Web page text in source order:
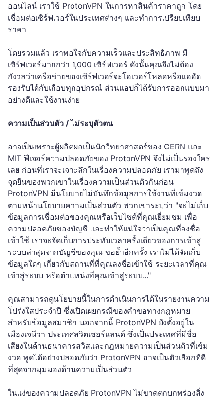
ออนไลน์ เราใช้ ProtonVPN ในการหาสินค้าราคาถูก โดย
เชื่อมต่อเซิร์ฟเวอร์ในประเทศต่างๆ และทำการเปรียบเทียบ
ราคา
โดยรวมแล้ว เราพอใจกับความเร็วและประสิทธิภาพ มี
เซิร์ฟเวอร์มากกว่า 1,000 เซิร์ฟเวอร์ ดังนั้นคุณจึงไม่ต้อง
กังวลว่าเครือข่ายของเซิร์ฟเวอร์จะโอเวอร์โหลดหรือแออัด
รองรับได้กับเกือบทุกอุปกรณ์ ส่วนแอปก็ได้รับการออกแบบมา
อย่างดีและใช้งานง่าย
ความเป็นส่วนตัว / ไม่ระบุตัวตน
อาจเป็นเพราะผู้ผลิตผลเป็นนักวิทยาศาสตร์ของ CERN และ
MIT ฟีเจอร์ความปลอดภัยของ ProtonVPN จึงไม่เป็นรองใคร
เลย ก่อนที่เราจะเจาะลึกในเรื่องความปลอดภัย เรามาพูดถึง
จุดยืนของพวกเขาในเรื่องความเป็นส่วนตัวกันก่อน
ProtonVPN มีนโยบายไม่บันทึกข้อมูลการใช้งานที่เข้มงวด
ตามหน้านโยบายความเป็นส่วนตัว พวกเขาระบุว่า "จะไม่เก็บ
ข้อมูลการเชื่อมต่อของคุณหรือเว็บไซต์ที่คุณเยี่ยมชม เพื่อ
ความปลอดภัยของบัญชี และทำให้แน่ใจว่าเป็นคุณที่ลงชื่อ
เข้าใช้ เราจะจัดเก็บการประทับเวลาครั้งเดียวของการเข้าสู่
ระบบล่าสุดจากบัญชีของคุณ ขอย้ำอีกครั้ง เราไม่ได้จัดเก็บ
ข้อมูลใดๆ เกี่ยวกับสถานที่ที่คุณลงชื่อเข้าใช้ ระยะเวลาที่คุณ
เข้าสู่ระบบ หรือตำแหน่งที่คุณเข้าสู่ระบบ..."
คุณสามารถดูนโยบายนี้ในการดำเนินการได้ในรายงานความ
โปร่งใสประจำปี ซึ่งเปิดเผยกรณีของคำขอทางกฎหมาย
สำหรับข้อมูลสมาชิก นอกจากนี้ ProtonVPN ยังตั้งอยู่ใน
เมืองเจนีวา ประเทศสวิตเซอร์แลนด์ ซึ่งเป็นประเทศที่มีชื่อ
เสียงในด้านธนาคารสวิสและกฎหมายความเป็นส่วนตัวที่เข้ม
งวด พูดได้อย่างปลอดภัยว่า ProtonVPN อาจเป็นตัวเลือกที่ดี
ที่สุดจากมุมมองด้านความเป็นส่วนตัว
ในแง่ของความปลอดภัย ProtonVPN ไม่ขาดตกบกพร่องสิ่ง